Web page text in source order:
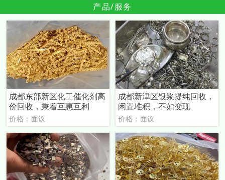
产品/服务
成都东部新区化工催化剂高
价回收，秉着互惠互利
价格：面议
成都新津区银浆提纯回收，
闲置堆积，不如变现
价格：面议